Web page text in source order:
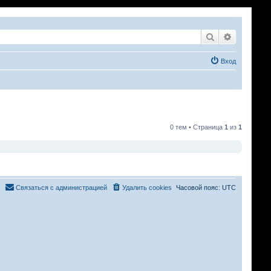
Поиск
Вход
0 тем • Страница 1 из 1
Часовой пояс: UTC
Удалить cookies
Связаться с администрацией